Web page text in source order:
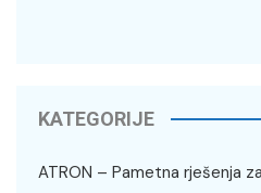
KATEGORIJE
ATRON – Pametna rješenja